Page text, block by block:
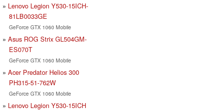
Lenovo Legion Y530-15ICH-
81LB0033GE
GeForce GTX 1060 Mobile
Asus ROG Strix GL504GM-
ES070T
GeForce GTX 1060 Mobile
Acer Predator Helios 300
PH315-51-762W
GeForce GTX 1060 Mobile
Lenovo Legion Y530-15ICH